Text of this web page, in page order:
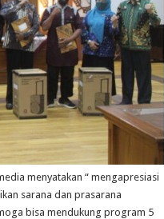
menyatakan “ mengapresiasi
sarana dan prasarana
bisa mendukung program 5